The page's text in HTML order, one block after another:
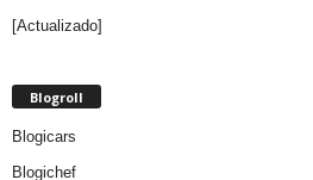
[Actualizado]
Blogroll
Blogicars
Blogichef